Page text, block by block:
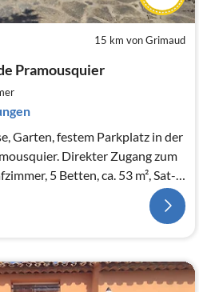
15 km von Grimaud
Pramousquier
Garten, festem Parkplatz in der
Direkter Zugang zum
5 Betten, ca. 53 m², Sat-